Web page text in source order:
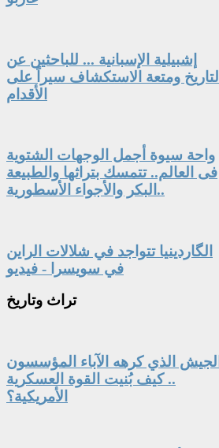
إشبيلية الإسبانية ... للباحثين عن
التاريخ ومتعة الاستكشاف سيراً على
الأقدام
واحة سيوة أجمل الوجهات الشتوية
فى العالم.. تتمسك بتراثها والطبيعة
البكر والأجواء الأسطورية..
الگاردينيا تتواجد في شلالات الراين
في سويسرا - فيديو
تراث وتاريخ
الجيش الذي كرهه الآباء المؤسسون
.. كيف بُنيت القوة العسكرية
الأمريكية؟